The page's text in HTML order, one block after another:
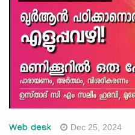
Web desk Dec 25, 2024